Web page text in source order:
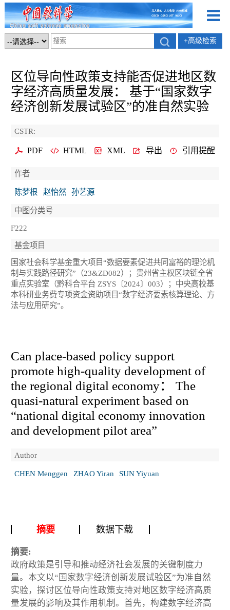
+高级检索
区位导向性政策支持能否促进地区数
字经济高质量发展： 基于“国家数字
经济创新发展试验区”的准自然实验
CSTR:
PDF HTML XML 导出 引用提醒
作者
陈梦根 赵怡然 孙艺源
中图分类号
F222
基金项目
国家社会科学基金重大项目“数据要素促进共同富裕的理论机
制与实践路径研究”（23&ZD082）；贵州省主权区块链全省
重点实验室（黔科合平台 ZSYS〔2024〕003）；中央高校基
本科研业务费专项资金资助项目“数字经济要素核算理论、方
法与应用研究”。
Can place-based policy support
promote high-quality development of
the regional digital economy： The
quasi-natural experiment based on
“national digital economy innovation
and development pilot area”
Author
CHEN Menggen ZHAO Yiran SUN Yiyuan
摘要 数据下载
摘要:
政府政策是引导和推动经济社会发展的关键制度力
量。本文以“国家数字经济创新发展试验区”为准自然
实验，探讨区位导向性政策支持对地区数字经济高质
量发展的影响及其作用机制。首先，构建数字经济高